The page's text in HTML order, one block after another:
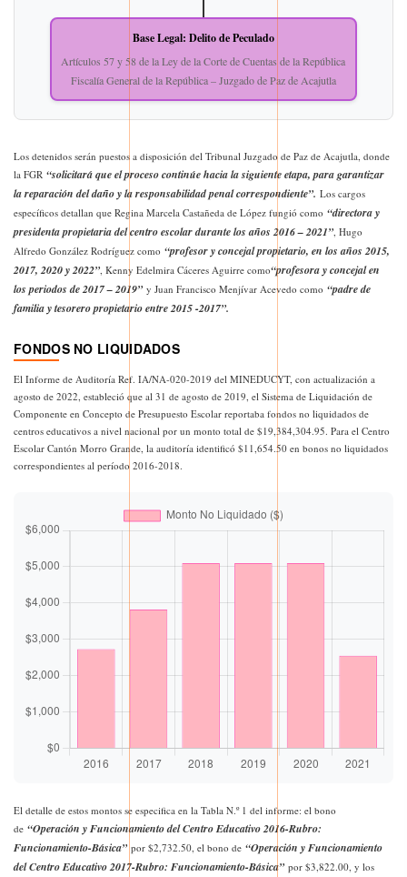
Base Legal: Delito de Peculado
Artículos 57 y 58 de la Ley de la Corte de Cuentas de la República
Fiscalía General de la República – Juzgado de Paz de Acajutla
Los detenidos serán puestos a disposición del Tribunal Juzgado de Paz de Acajutla, donde
la FGR “solicitará que el proceso continúe hacia la siguiente etapa, para garantizar
la reparación del daño y la responsabilidad penal correspondiente”. Los cargos
específicos detallan que Regina Marcela Castañeda de López fungió como “directora y
presidenta propietaria del centro escolar durante los años 2016 – 2021”, Hugo
Alfredo González Rodríguez como “profesor y concejal propietario, en los años 2015,
2017, 2020 y 2022”, Kenny Edelmira Cáceres Aguirre como“profesora y concejal en
los periodos de 2017 – 2019” y Juan Francisco Menjívar Acevedo como “padre de
familia y tesorero propietario entre 2015 -2017”.
FONDOS NO LIQUIDADOS
El Informe de Auditoría Ref. IA/NA-020-2019 del MINEDUCYT, con actualización a
agosto de 2022, estableció que al 31 de agosto de 2019, el Sistema de Liquidación de
Componente en Concepto de Presupuesto Escolar reportaba fondos no liquidados de
centros educativos a nivel nacional por un monto total de $19,384,304.95. Para el Centro
Escolar Cantón Morro Grande, la auditoría identificó $11,654.50 en bonos no liquidados
correspondientes al período 2016-2018.
El detalle de estos montos se especifica en la Tabla N.º 1 del informe: el bono
de “Operación y Funcionamiento del Centro Educativo 2016-Rubro:
Funcionamiento-Básica” por $2,732.50, el bono de “Operación y Funcionamiento
del Centro Educativo 2017-Rubro: Funcionamiento-Básica” por $3,822.00, y los